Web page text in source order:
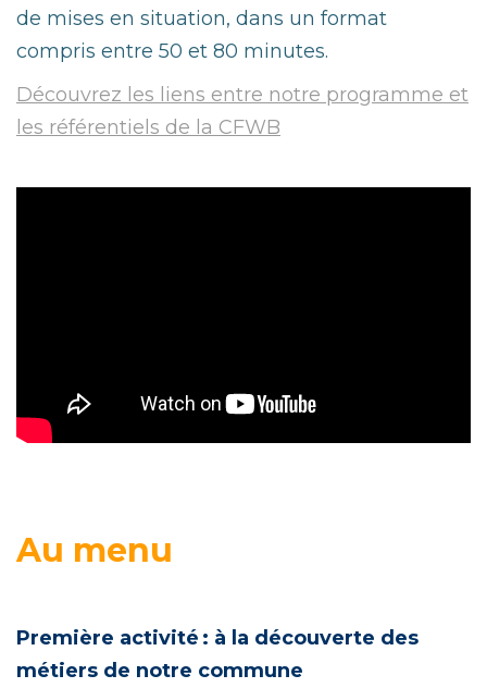
de mises en situation, dans un format
compris entre 50 et 80 minutes.
Découvrez les liens entre notre programme et
les référentiels de la CFWB
Au menu
Première activité : à la découverte des
métiers de notre commune